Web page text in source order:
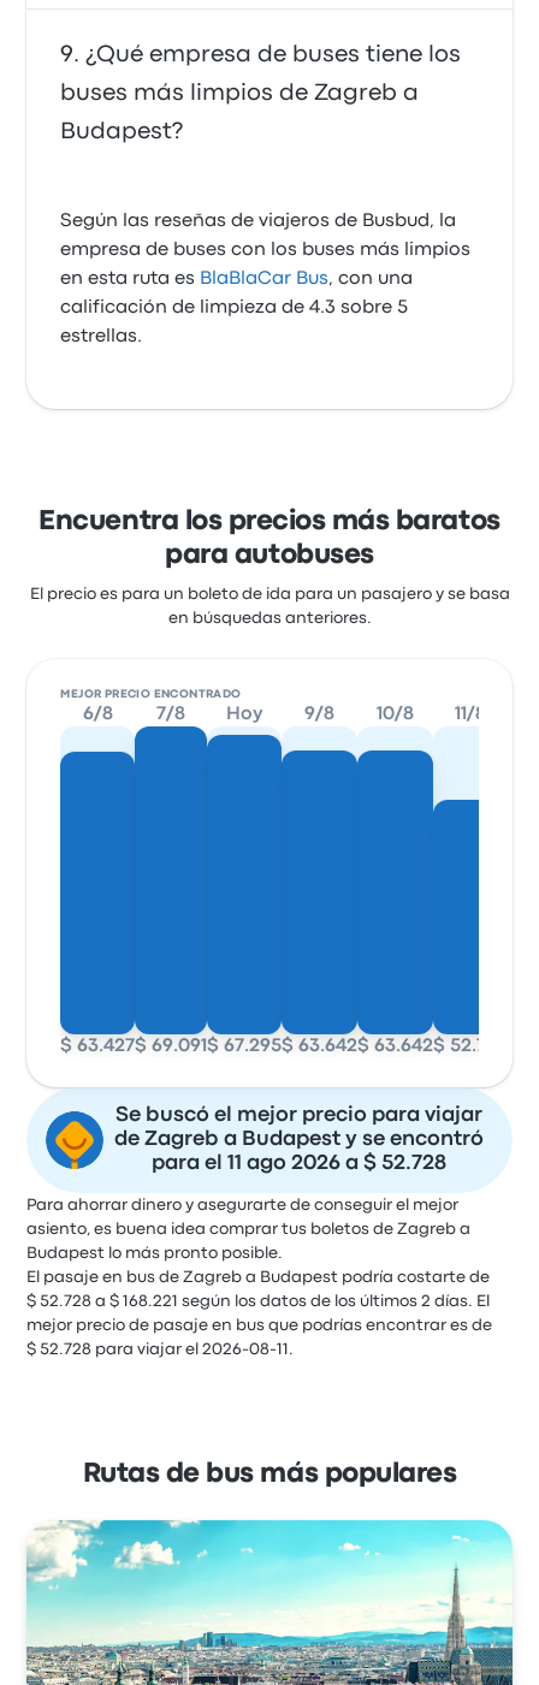
¿Qué empresa de buses tiene los
buses más limpios de Zagreb a
Budapest?
Según las reseñas de viajeros de Busbud, la
empresa de buses con los buses más limpios
en esta ruta es BlaBlaCar Bus, con una
calificación de limpieza de 4.3 sobre 5
estrellas.
Encuentra los precios más baratos
para autobuses
El precio es para un boleto de ida para un pasajero y se basa
en búsquedas anteriores.
MEJOR PRECIO ENCONTRADO
6/8
$ 63.427
7/8
$ 69.091
Hoy
$ 67.295
9/8
$ 63.642
10/8
$ 63.642
11/8
$ 52.728
Se buscó el mejor precio para viajar
de Zagreb a Budapest y se encontró
para el 11 ago 2026 a $ 52.728
Para ahorrar dinero y asegurarte de conseguir el mejor
asiento, es buena idea comprar tus boletos de Zagreb a
Budapest lo más pronto posible.
El pasaje en bus de Zagreb a Budapest podría costarte de
$ 52.728 a $ 168.221 según los datos de los últimos 2 días. El
mejor precio de pasaje en bus que podrías encontrar es de
$ 52.728 para viajar el 2026-08-11.
Rutas de bus más populares